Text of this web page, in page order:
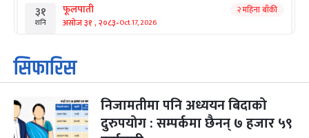
३१
शनि
फूलपाती
असोज ३१ , २०८३-Oct 17, 2026
२ महिना बाँकी
१
आइत
कार्तिक सङ्क्रान्ति
कार्तिक १, २०८३
३
मंगल
महानवमी
कार्तिक ३, २०८३-Oct 20, 2026
२ महिना बाँकी
सिफारिस
निजामतीमा पनि अध्ययन बिदाको
दुरुपयोग : सम्पर्कमा छैनन् ७ हजार ५९